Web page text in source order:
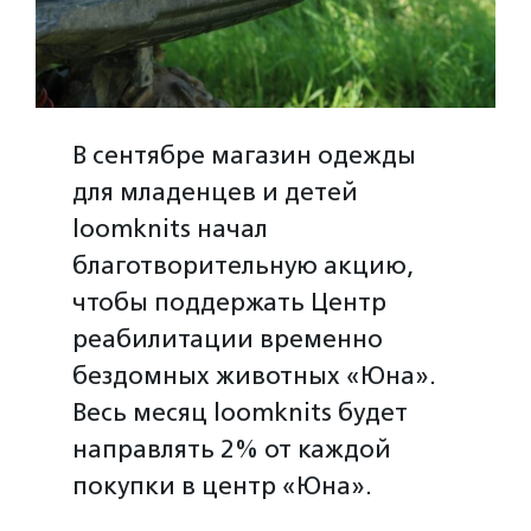
В сентябре магазин одежды
для младенцев и детей
loomknits начал
благотворительную акцию,
чтобы поддержать Центр
реабилитации временно
бездомных животных «Юна».
Весь месяц loomknits будет
направлять 2% от каждой
покупки в центр «Юна».